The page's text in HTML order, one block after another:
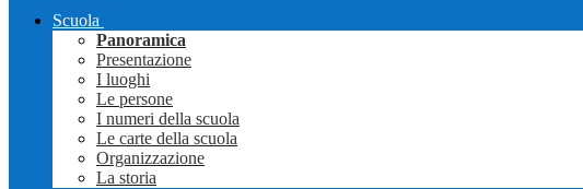
Scuola
Panoramica
Presentazione
I luoghi
Le persone
I numeri della scuola
Le carte della scuola
Organizzazione
La storia